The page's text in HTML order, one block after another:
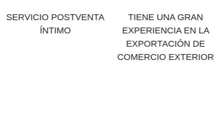
SERVICIO POSTVENTA
ÍNTIMO
TIENE UNA GRAN
EXPERIENCIA EN LA
EXPORTACIÓN DE
COMERCIO EXTERIOR